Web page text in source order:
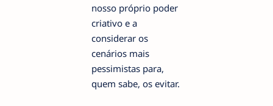
nosso próprio poder
criativo e a
considerar os
cenários mais
pessimistas para,
quem sabe, os evitar.